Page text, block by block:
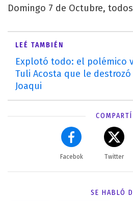
Domingo 7 de Octubre,
LEÉ TAMBIÉN
Explotó todo: el polémico
Tuli Acosta que le
Joaqui
COMPARTÍ
Facebok Twitter
SE HABLÓ